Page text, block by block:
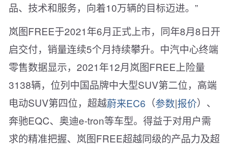
品、技术和服务，向着10万辆的目标迈进。”
岚图FREE于2021年6月正式上市，同年8月8日开
启交付，销量连续5个月持续攀升。中汽中心终端
零售数据显示，2021年12月岚图FREE上险量
3138辆，位列中国品牌中大型SUV第二位，高端
电动SUV第四位，超越蔚来EC6 （参数|报价）、
奔驰EQC、奥迪e-tron等车型。得益于对用户需
求的精准把握、岚图FREE超越同级的产品力及超